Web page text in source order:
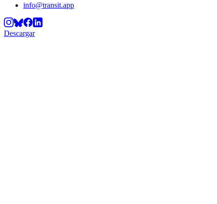
info@transit.app
Descargar